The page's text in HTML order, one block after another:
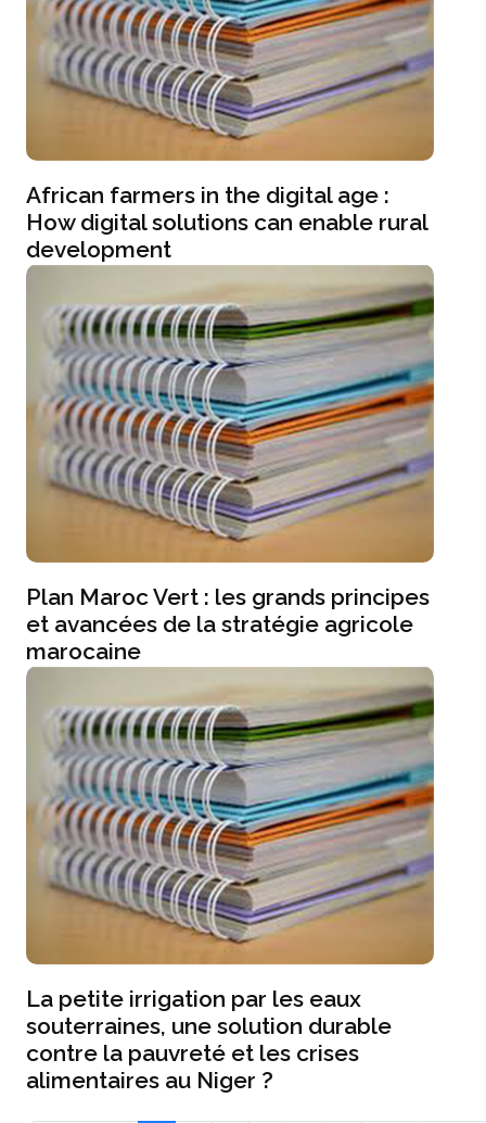
African farmers in the digital age :
How digital solutions can enable rural
development
Plan Maroc Vert : les grands principes
et avancées de la stratégie agricole
marocaine
La petite irrigation par les eaux
souterraines, une solution durable
contre la pauvreté et les crises
alimentaires au Niger ?